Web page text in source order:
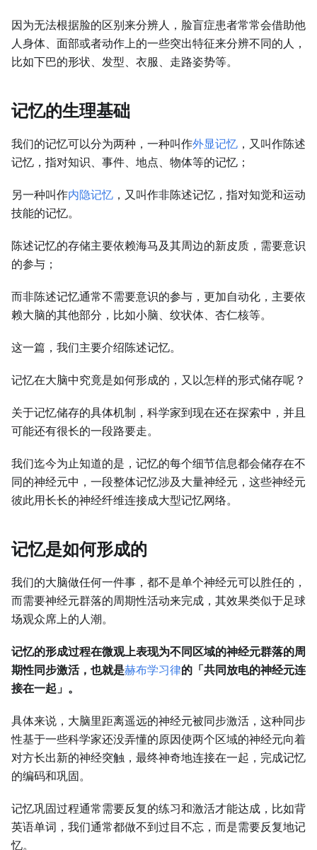
因为无法根据脸的区别来分辨人，脸盲症患者常常会借助他
人身体、面部或者动作上的一些突出特征来分辨不同的人，
比如下巴的形状、发型、衣服、走路姿势等。
记忆的生理基础
我们的记忆可以分为两种，一种叫作外显记忆 ，又叫作陈述
记忆，指对知识、事件、地点、物体等的记忆；
另一种叫作内隐记忆 ，又叫作非陈述记忆，指对知觉和运动
技能的记忆。
陈述记忆的存储主要依赖海马及其周边的新皮质，需要意识
的参与；
而非陈述记忆通常不需要意识的参与，更加自动化，主要依
赖大脑的其他部分，比如小脑、纹状体、杏仁核等。
这一篇，我们主要介绍陈述记忆。
记忆在大脑中究竟是如何形成的，又以怎样的形式储存呢？
关于记忆储存的具体机制，科学家到现在还在探索中，并且
可能还有很长的一段路要走。
我们迄今为止知道的是，记忆的每个细节信息都会储存在不
同的神经元中，一段整体记忆涉及大量神经元，这些神经元
彼此用长长的神经纤维连接成大型记忆网络。
记忆是如何形成的
我们的大脑做任何一件事，都不是单个神经元可以胜任的，
而需要神经元群落的周期性活动来完成，其效果类似于足球
场观众席上的人潮。
记忆的形成过程在微观上表现为不同区域的神经元群落的周
期性同步激活，也就是赫布学习律的「共同放电的神经元连
接在一起」。
具体来说，大脑里距离遥远的神经元被同步激活，这种同步
性基于一些科学家还没弄懂的原因使两个区域的神经元向着
对方长出新的神经突触，最终神奇地连接在一起，完成记忆
的编码和巩固。
记忆巩固过程通常需要反复的练习和激活才能达成，比如背
英语单词，我们通常都做不到过目不忘，而是需要反复地记
忆。